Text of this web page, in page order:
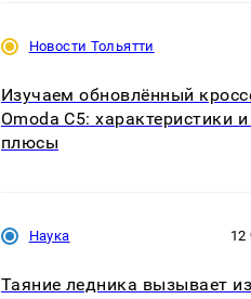
Новости Тольятти
Изучаем обновлённый
Omoda C5: характеристики
плюсы
Наука 12
Таяние ледника вызывает